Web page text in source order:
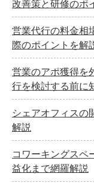
改善策と研修のポ
営業代行の料金相
際のポイントを解
営業のアポ獲得を
行を検討する前に
シェアオフィスの
解説
コワーキングスペ
益化まで網羅解説